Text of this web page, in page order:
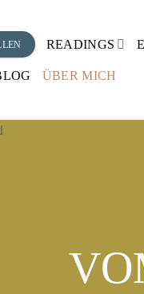
READINGS
ÜBER MICH